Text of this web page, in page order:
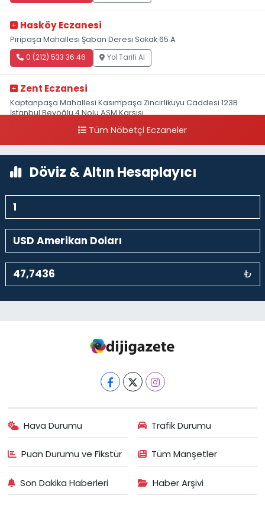
Hasköy Eczanesi
Piripaşa Mahallesi Şaban Deresi Sokak 65 A
0 (212) 533 36 46 Yol Tarifi Al
Zent Eczanesi
Kaptanpaşa Mahallesi Kasımpaşa Zincirlikuyu Caddesi 123B
İstanbul Beyoğlu 4 Nolu ASM Karşısı
0 (212) 297 96 92 Yol Tarifi Al
Tüm Nöbetçi Eczaneler
Döviz & Altın Hesaplayıcı
₺
Hava Durumu Trafik Durumu
Puan Durumu ve Fikstür Tüm Manşetler
Son Dakika Haberleri Haber Arşivi